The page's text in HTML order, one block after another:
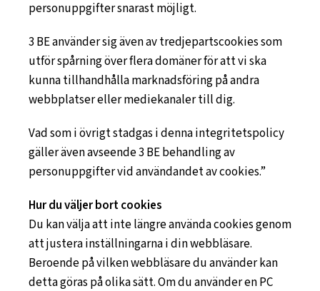
personuppgifter snarast möjligt.
3 BE använder sig även av tredjepartscookies som
utför spårning över flera domäner för att vi ska
kunna tillhandhålla marknadsföring på andra
webbplatser eller mediekanaler till dig.
Vad som i övrigt stadgas i denna integritetspolicy
gäller även avseende 3 BE behandling av
personuppgifter vid användandet av cookies.”
Hur du väljer bort cookies
Du kan välja att inte längre använda cookies genom
att justera inställningarna i din webbläsare.
Beroende på vilken webbläsare du använder kan
detta göras på olika sätt. Om du använder en PC